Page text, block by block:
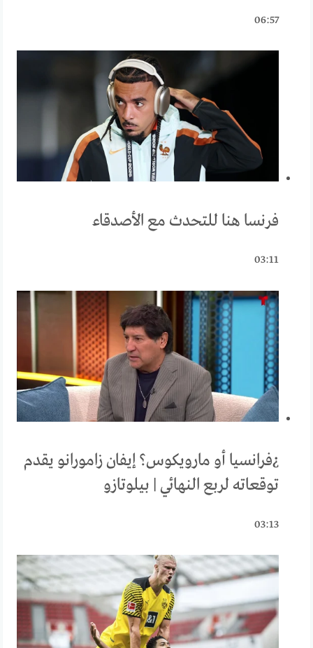
06:57
فرنسا هنا للتحدث مع الأصدقاء
03:11
¿فرانسيا أو مارويكوس؟ إيفان زامورانو يقدم
توقعاته لربع النهائي | بيلوتازو
03:13